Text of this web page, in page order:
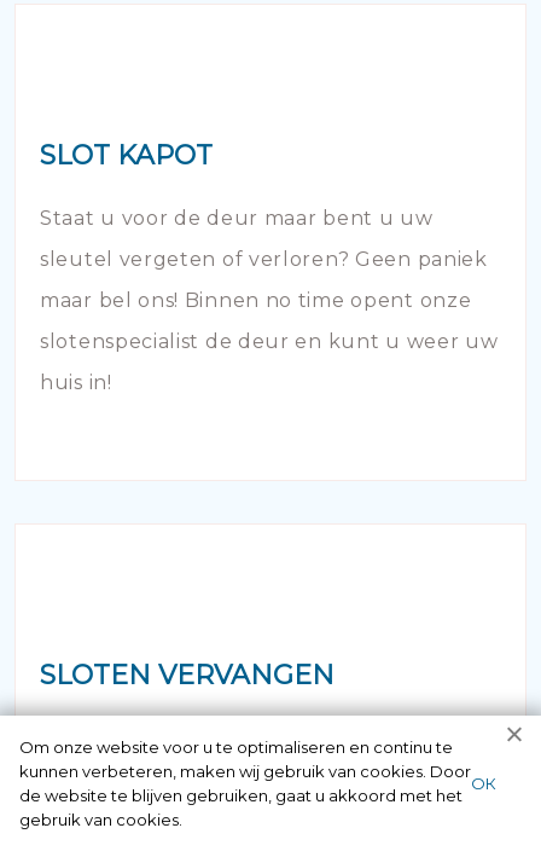
SLOT KAPOT
Staat u voor de deur maar bent u uw
sleutel vergeten of verloren? Geen paniek
maar bel ons! Binnen no time opent onze
slotenspecialist de deur en kunt u weer uw
huis in!
SLOTEN VERVANGEN
Vermoedt u dat uw hang- en sluitwerk aan
vervanging toe is? Bij veroudering van de
sloten van uw woning of bedrijfspand is het
Om onze website voor u te optimaliseren en continu te
kunnen verbeteren, maken wij gebruik van cookies. Door
de website te blijven gebruiken, gaat u akkoord met het
gebruik van cookies.
ОК